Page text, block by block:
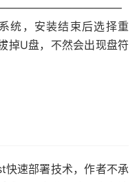
统，安装结束后选择重
掉U盘，不然会出现盘符
快速部署技术，作者不承